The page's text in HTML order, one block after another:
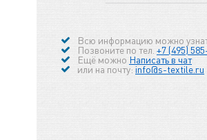
Всю информацию можно
Позвоните по тел. +7 (495)
Ещё можно Написать в чат
или на почту: info@s-textile.ru